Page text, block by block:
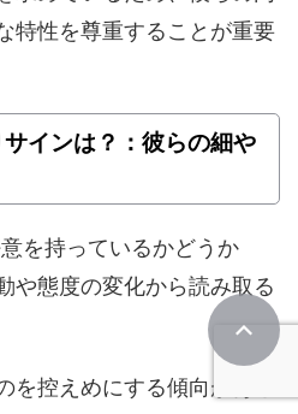
特性を尊重することが重要
インは？：彼らの細や
を持っているかどうか
や態度の変化から読み取る
控えめにする傾向がある